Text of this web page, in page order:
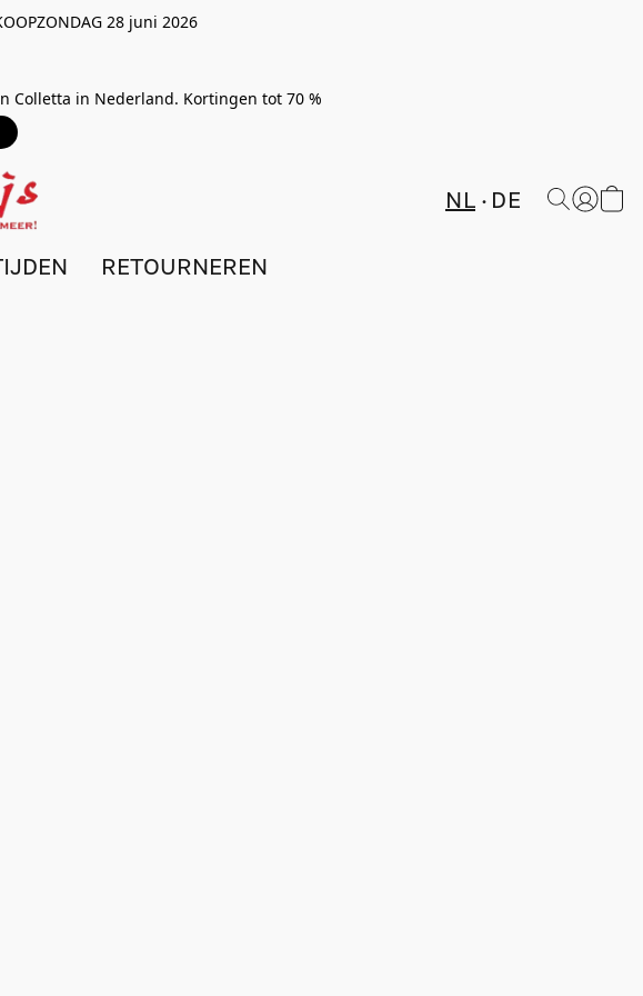
28 juni 2026
Colletta in Nederland. Kortingen tot 70 %
NL DE
RETOURNEREN